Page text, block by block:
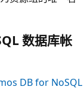
数据库帐
DB for NoSQL